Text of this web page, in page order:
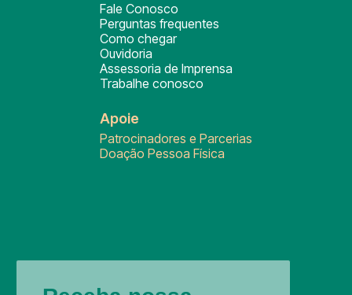
Fale Conosco
Perguntas frequentes
Como chegar
Ouvidoria
Assessoria de Imprensa
Trabalhe conosco
Apoie
Patrocinadores e Parcerias
Doação Pessoa Física